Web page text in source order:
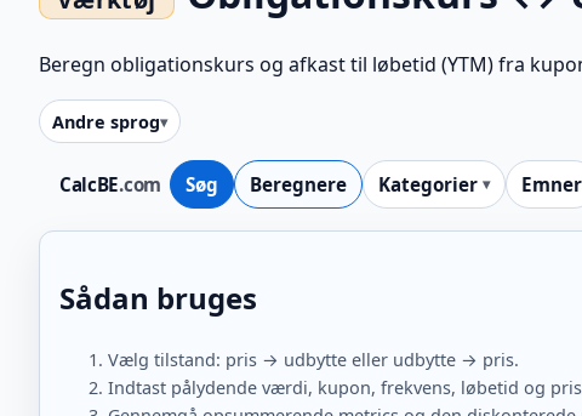
CalcBE.com Søg Beregnere Kategorier Emner
Beregn obligationskurs og afkast til løbetid (YTM) fra
Andre sprog
Sådan bruges
Vælg tilstand: pris → udbytte eller udbytte → pris.
Indtast pålydende værdi, kupon, frekvens, løbetid og